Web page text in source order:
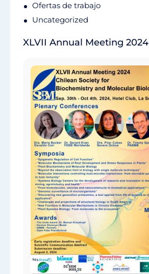
Ofertas de trabajo
Uncategorized
XLVII Annual Meeting 2024